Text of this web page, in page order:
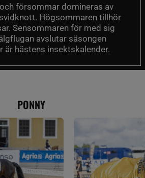
försommar domineras av
Högsommaren tillhör
Sensommaren för med sig
avslutar säsongen
är hästens insektskalender.
PONNY